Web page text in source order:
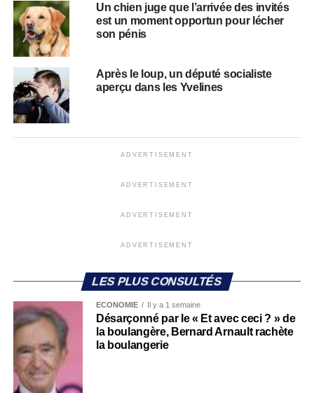
Un chien juge que l’arrivée des invités
est un moment opportun pour lécher
son pénis
Après le loup, un député socialiste
aperçu dans les Yvelines
ADVERTISEMENT
ADVERTISEMENT
ADVERTISEMENT
ADVERTISEMENT
LES PLUS CONSULTÉS
ECONOMIE Il y a 1 semaine
Désarçonné par le « Et avec ceci ? » de
la boulangère, Bernard Arnault rachète
la boulangerie